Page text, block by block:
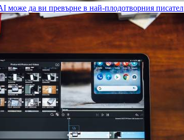
да ви превърне в най-плодотворния писател